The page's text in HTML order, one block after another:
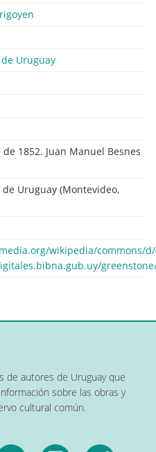
Uruguay
1852. Juan Manuel Besnes
Uruguay (Montevideo,
wikipedia/commons/d/
de autores de Uruguay que
sobre las obras y
cultural común.